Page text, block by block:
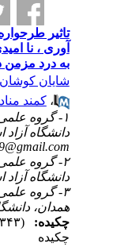
تاثیر
آوری ، نا
به درد مزمن
شایان کوشان
،کمند
۱- گروه علمی
دانشگاه آزاد
۲- گروه علمی
دانشگاه آزاد
۳- گروه
همدان،
چکیده:
چکیده